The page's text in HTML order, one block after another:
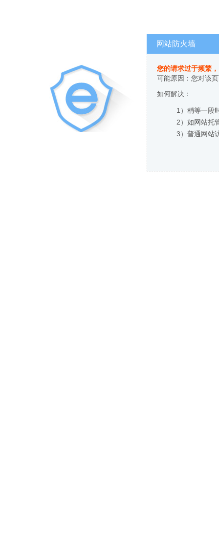
网站防火墙
您的请求过于频繁
可能原因：您对该
如何解决：
1）稍等一段
2）如网站托
3）普通网站